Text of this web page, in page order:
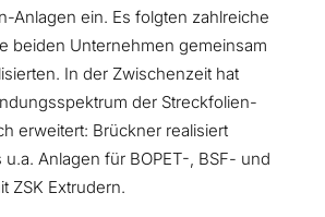
Anlagen ein. Es folgten zahlreiche
beiden Unternehmen gemeinsam
In der Zwischenzeit hat
der Streckfolien-
erweitert: Brückner realisiert
Anlagen für BOPET-, BSF- und
ZSK Extrudern.